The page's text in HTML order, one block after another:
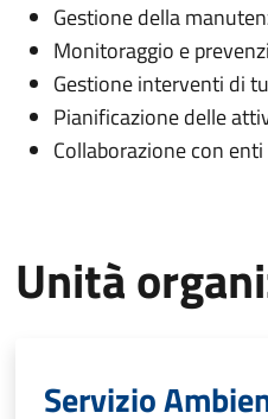
Gestione della
Monitoraggio e
Gestione interventi di
Pianificazione delle
Collaborazione con
Unità
Servizio